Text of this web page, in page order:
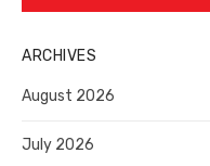
ARCHIVES
August 2026
July 2026